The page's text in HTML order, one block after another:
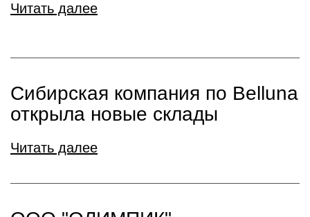
Читать далее
Сибирская компания по Belluna
открыла новые склады
Читать далее